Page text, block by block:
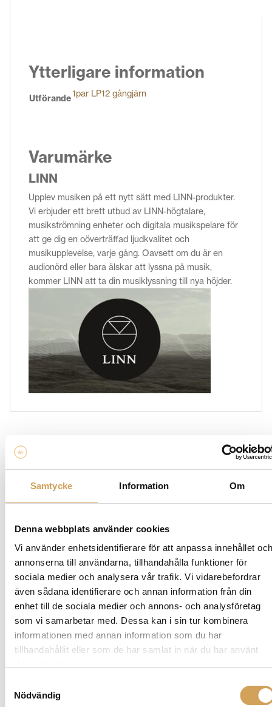
Samtycke Information Om
Denna webbplats använder cookies
Vi använder enhetsidentifierare för att anpassa innehållet och
annonserna till användarna, tillhandahålla funktioner för
sociala medier och analysera vår trafik. Vi vidarebefordrar
även sådana identifierare och annan information från din
enhet till de sociala medier och annons- och analysföretag
som vi samarbetar med. Dessa kan i sin tur kombinera
informationen med annan information som du har
tillhandahållit eller som de har samlat in när du har använt
Nödvändig
Ytterligare information
Utförande1par LP12 gångjärn
Varumärke
LINN
Upplev musiken på ett nytt sätt med LINN-produkter.
Vi erbjuder ett brett utbud av LINN-högtalare,
musikströmning enheter och digitala musikspelare för
att ge dig en oöverträffad ljudkvalitet och
musikupplevelse, varje gång. Oavsett om du är en
audionörd eller bara älskar att lyssna på musik,
kommer LINN att ta din musiklyssning till nya höjder.
Relaterade produkter
Rega Skivspelarlock
Dammskydd
REGA
fr.990,00kr/st. Mer info »